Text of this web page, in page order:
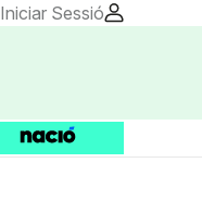
Iniciar Sessió